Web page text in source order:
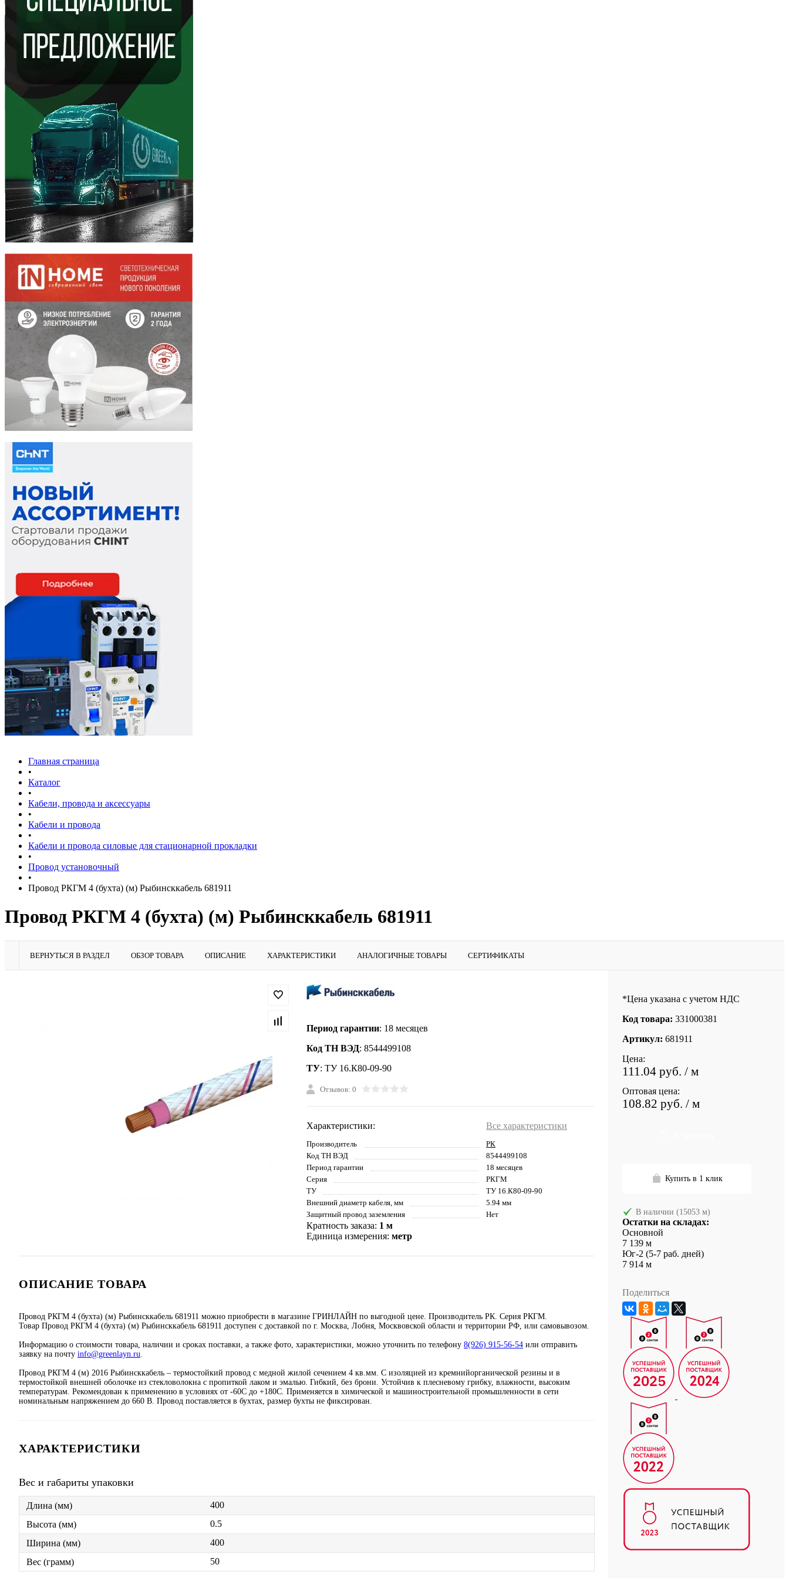
Главная страница
•
Каталог
•
Кабели, провода и аксессуары
•
Кабели и провода
•
Кабели и провода силовые для стационарной прокладки
•
Провод установочный
•
Провод РКГМ 4 (бухта) (м) Рыбинсккабель 681911
Провод РКГМ 4 (бухта) (м) Рыбинсккабель 681911
ВЕРНУТЬСЯ В РАЗДЕЛ ОБЗОР ТОВАРА ОПИСАНИЕ ХАРАКТЕРИСТИКИ АНАЛОГИЧНЫЕ ТОВАРЫ СЕРТИФИКАТЫ
Период гарантии: 18 месяцев
Код ТН ВЭД: 8544499108
ТУ: ТУ 16.К80-09-90
Отзывов: 0
Характеристики: Все характеристики
Производитель
РК
Код ТН ВЭД
8544499108
Период гарантии
18 месяцев
Серия
РКГМ
ТУ
ТУ 16.К80-09-90
Внешний диаметр кабеля, мм
5.94 мм
Защитный провод заземления
Нет
Кратность заказа: 1 м
Единица измерения: метр
ОПИСАНИЕ ТОВАРА
Провод РКГМ 4 (бухта) (м) Рыбинсккабель 681911 можно приобрести в магазине ГРИНЛАЙН по выгодной цене. Производитель РК. Серия РКГМ.
Товар Провод РКГМ 4 (бухта) (м) Рыбинсккабель 681911 доступен с доставкой по г. Москва, Лобня, Москвовской области и территории РФ, или самовывозом.
Информацию о стоимости товара, наличии и сроках поставки, а также фото, характеристики, можно уточнить по телефону 8(926) 915-56-54 или отправить
заявку на почту info@greenlayn.ru
Провод РКГМ 4 (м) 2016 Рыбинсккабель – термостойкий провод с медной жилой сечением 4 кв.мм. С изоляцией из кремнийорганической резины и в
термостойкой внешней оболочке из стекловолокна с пропиткой лаком и эмалью. Гибкий, без брони. Устойчив к плесневому грибку, влажности, высоким
температурам. Рекомендован к применению в условиях от -60С до +180С. Применяется в химической и машиностроительной промышленности в сети
номинальным напряжением до 660 В. Провод поставляется в бухтах, размер бухты не фиксирован.
ХАРАКТЕРИСТИКИ
Вес и габариты упаковки
Длина (мм)
400
Высота (мм)
0.5
Ширина (мм)
400
Вес (грамм)
50
*Цена указана с учетом НДС
Код товара: 331000381
Артикул: 681911
Цена:
111.04 руб. / м
Оптовая цена:
108.82 руб. / м
Купить в 1 клик
В наличии (15053 м)
Остатки на складах:
Основной
7 139 м
Юг-2 (5-7 раб. дней)
7 914 м
Поделиться